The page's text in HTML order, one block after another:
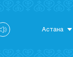
Астана